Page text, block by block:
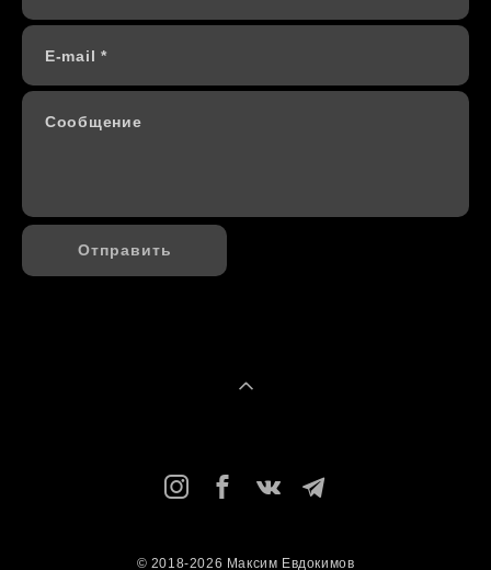
E-mail *
Сообщение
Отправить
© 2018-2026 Максим Евдокимов